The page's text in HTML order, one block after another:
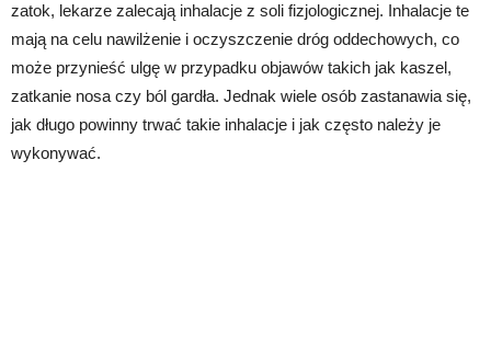
zatok, lekarze zalecają inhalacje z soli fizjologicznej. Inhalacje te
mają na celu nawilżenie i oczyszczenie dróg oddechowych, co
może przynieść ulgę w przypadku objawów takich jak kaszel,
zatkanie nosa czy ból gardła. Jednak wiele osób zastanawia się,
jak długo powinny trwać takie inhalacje i jak często należy je
wykonywać.